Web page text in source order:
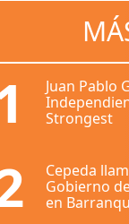
Juan Pablo
Strongest
Cepeda
Gobierno
en